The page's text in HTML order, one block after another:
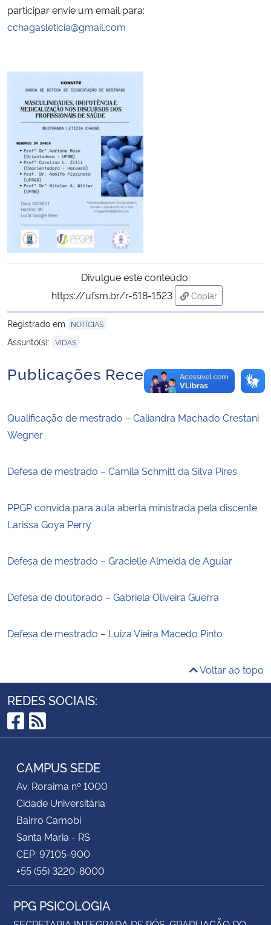
Ministério do Turismo
Controladoria-Geral da União
Ministério da Mulher, da Família e dos Direitos Humanos
Secretaria-Geral
Secretaria de Governo
Gabinete de Segurança Institucional
Advocacia-Geral da União
Banco Central do Brasil
participar envie um email para:
cchagasleticia@gmail.com
Divulgue este conteúdo:
https://ufsm.br/r-518-1523
Copiar
para área de
Registrado em
NOTÍCIAS
Assunto(s): VIDAS
Publicações Recentes
Qualificação de mestrado – Caliandra Machado Crestani
Wegner
Defesa de mestrado – Camila Schmitt da Silva Pires
PPGP convida para aula aberta ministrada pela discente
Larissa Goya Perry
Defesa de mestrado – Gracielle Almeida de Aguiar
Defesa de doutorado – Gabriela Oliveira Guerra
Defesa de mestrado – Luiza Vieira Macedo Pinto
Voltar ao topo
REDES SOCIAIS:
Facebook
RSS
CAMPUS SEDE
Av. Roraima nº 1000
Cidade Universitária
Bairro Camobi
Santa Maria - RS
CEP: 97105-900
+55 (55) 3220-8000
PPG PSICOLOGIA